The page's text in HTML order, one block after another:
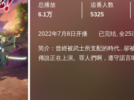
总播放
6.1万
追番人数
5325
2022年7月8日开播 已完结, 全25
简介：曾經被武士所支配的時代...卻
傳說正在上演。罪人們啊，遵守諾言